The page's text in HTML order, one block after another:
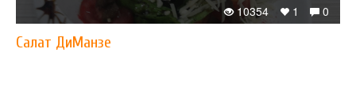
0
1
10354
Салат ДиМанзе